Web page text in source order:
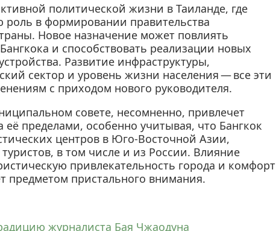
политической жизни в Таиланде, где
роль в формировании правительства
Новое назначение может повлиять
и способствовать реализации новых
Развитие инфраструктуры,
сектор и уровень жизни населения — все эти
с приходом нового руководителя.
совете, несомненно, привлечет
пределами, особенно учитывая, что Бангкок
центров в Юго-Восточной Азии,
в том числе и из России. Влияние
привлекательность города и комфорт
предметом пристального внимания.
журналиста Бая Чжаодуна